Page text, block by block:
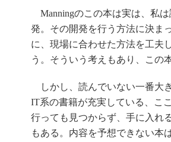
Manningのこの本は実は、私
発。その開発を行う方法に決ま
に、現場に合わせた方法を工夫
う。そういう考えもあり、この
しかし、読んでいない一番大
IT系の書籍が充実している、こ
行っても見つからず、手に入れ
もある。内容を予想できない本